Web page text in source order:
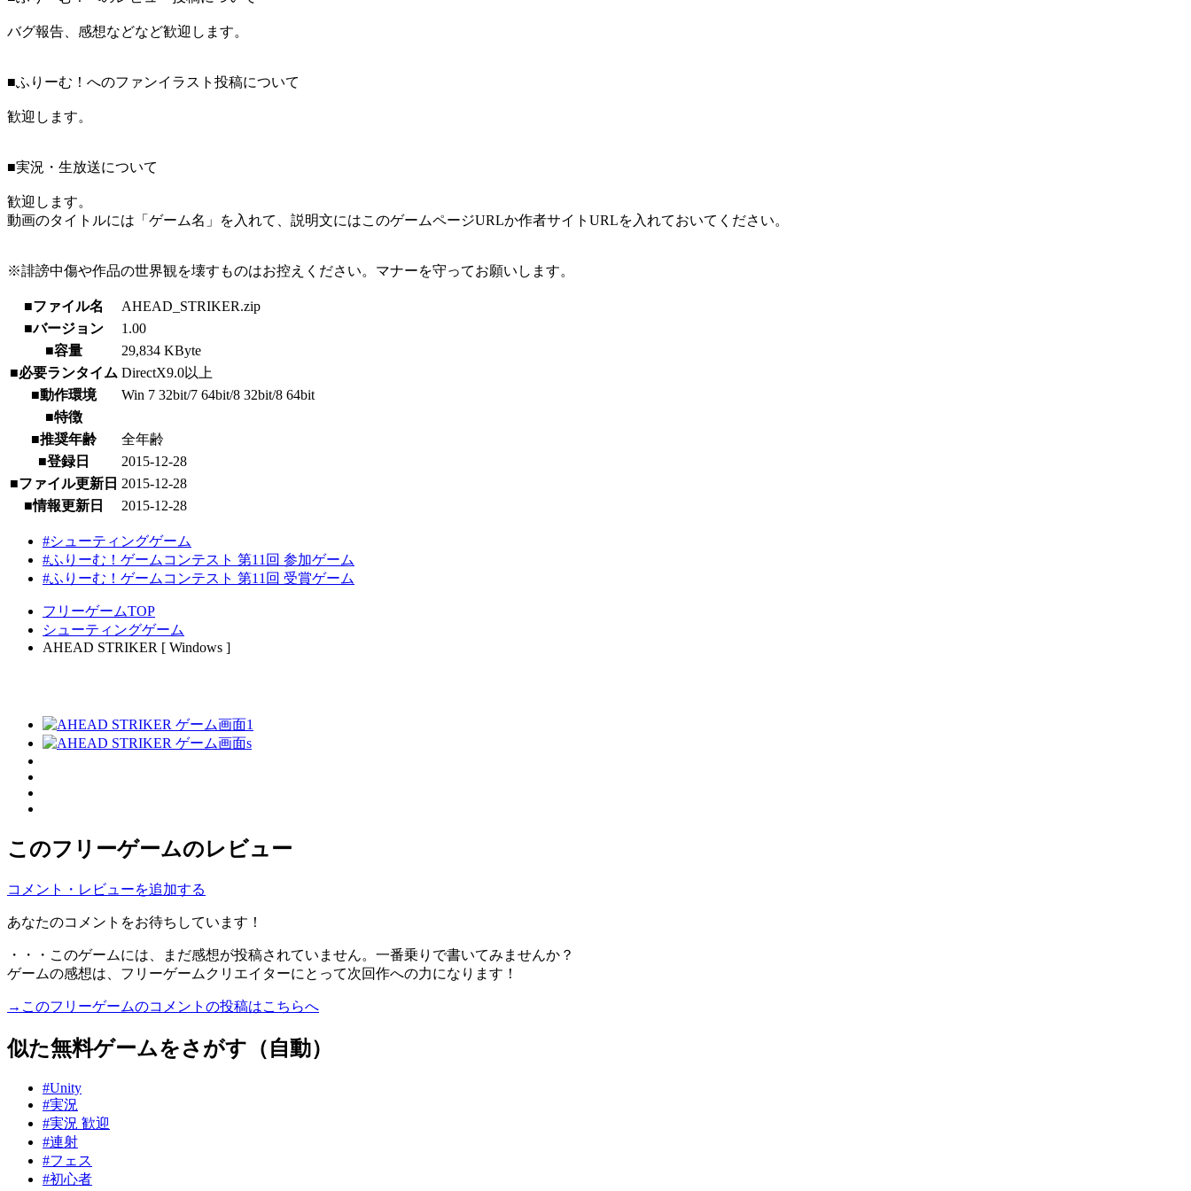
バグ報告、感想などなど歓迎します。
■ふりーむ！へのファンイラスト投稿について
歓迎します。
■実況・生放送について
歓迎します。
動画のタイトルには「ゲーム名」を入れて、説明文にはこのゲームページURLか作者サイトURLを入れておいてください。
※誹謗中傷や作品の世界観を壊すものはお控えください。マナーを守ってお願いします。
■ファイル名
AHEAD_STRIKER.zip
■バージョン
1.00
■容量
29,834 KByte
■必要ランタイム DirectX9.0以上
■動作環境
Win 7 32bit/7 64bit/8 32bit/8 64bit
■特徴
■推奨年齢
全年齢
■登録日
2015-12-28
■ファイル更新日 2015-12-28
■情報更新日
2015-12-28
#シューティングゲーム
#ふりーむ！ゲームコンテスト 第11回 参加ゲーム
#ふりーむ！ゲームコンテスト 第11回 受賞ゲーム
フリーゲームTOP
シューティングゲーム
AHEAD STRIKER [ Windows ]
このフリーゲームのレビュー
コメント・レビューを追加する
あなたのコメントをお待ちしています！
・・・このゲームには、まだ感想が投稿されていません。一番乗りで書いてみませんか？
ゲームの感想は、フリーゲームクリエイターにとって次回作への力になります！
→このフリーゲームのコメントの投稿はこちらへ
似た無料ゲームをさがす（自動）
#Unity
#実況
#実況 歓迎
#連射
#フェス
#初心者